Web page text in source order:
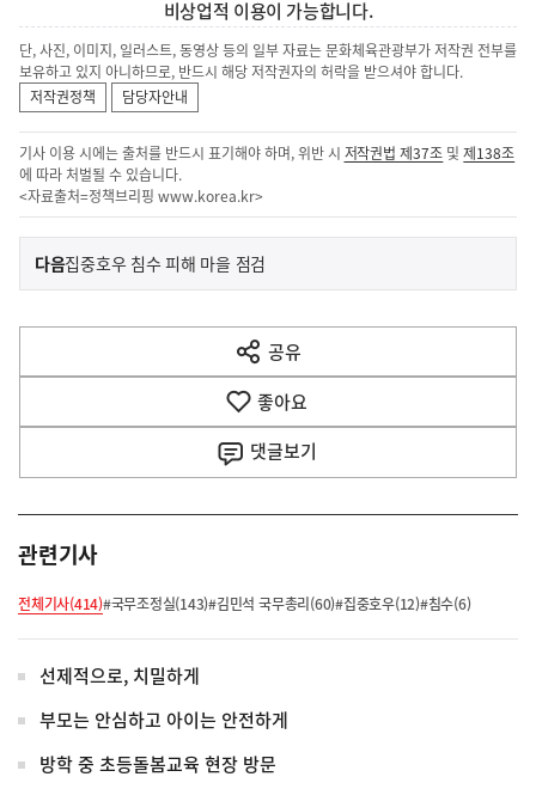
비상업적 이용이 가능합니다.
단, 사진, 이미지, 일러스트, 동영상 등의 일부 자료는 문화체육관광부가 저작권 전부를
보유하고 있지 아니하므로, 반드시 해당 저작권자의 허락을 받으셔야 합니다.
저작권정책
담당자안내
기사 이용 시에는 출처를 반드시 표기해야 하며, 위반 시 저작권법 제37조 및제138조
에 따라 처벌될 수 있습니다.
<자료출처=정책브리핑 www.korea.kr>
이
전
다
음
다음기
사
집중호우 침수 피해 마을 점검
공유
열
기
좋아요
댓글보기
관련기사
전체기사(414)#국무조정실(143)#김민석 국무총리(60)#집중호우(12)#침수(6)
선제적으로, 치밀하게
부모는 안심하고 아이는 안전하게
방학 중 초등돌봄교육 현장 방문